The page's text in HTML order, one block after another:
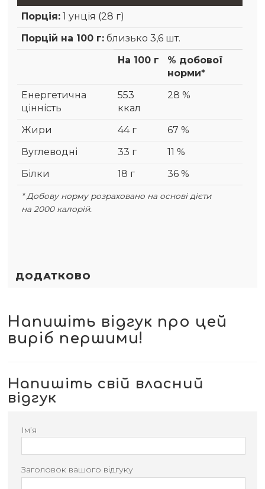
Порція: 1 унція (28 г)
Порцій на 100 г: близько 3,6 шт.
На 100 г
% добової
норми*
Енергетична
цінність
553
ккал
28 %
Жири 44 г
67 %
Вуглеводні
33 г
11 %
Білки
18 г 36 %
* Добову норму розраховано на основі дієти
на 2000 калорій.
ДОДАТКОВО
Напишіть відгук про цей
виріб першими!
Напишіть свій власний
відгук
Ім’я
Заголовок вашого відгуку